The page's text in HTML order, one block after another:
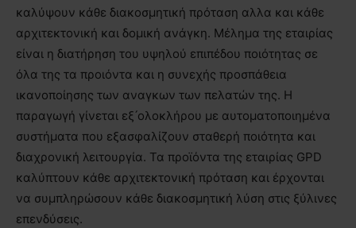
καλύψουν κάθε διακοσμητική πρόταση αλλα και κάθε
αρχιτεκτονική και δομική ανάγκη. Μέλημα της εταιρίας
είναι η διατήρηση του υψηλού επιπέδου ποιότητας σε
όλα της τα προιόντα και η συνεχής προσπάθεια
ικανοποίησης των αναγκων των πελατών της. Η
παραγωγή γίνεται εξ ́ολοκλήρου με αυτοματοποιημένα
συστήματα που εξασφαλίζουν σταθερή ποιότητα και
διαχρονική λειτουργία. Τα προϊόντα της εταιρίας GPD
καλύπτουν κάθε αρχιτεκτονική πρόταση και έρχονται
να συμπληρώσουν κάθε διακοσμητική λύση στις ξύλινες
επενδύσεις.